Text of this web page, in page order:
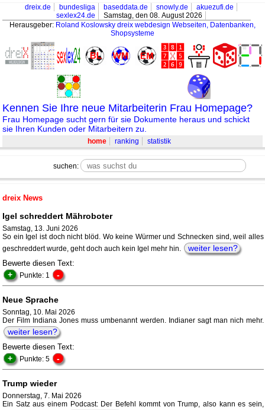
dreix.de bundesliga baseddata.de snowly.de
akuezufi.de
sexlex24.de
Samstag, den 08. August 2026
Herausgeber: Roland Koslowsky dreix webdesign Webseiten, Datenbanken,
Shopsysteme
Kennen Sie Ihre neue Mitarbeiterin Frau Homepage?
Frau Homepage sucht gern für sie Dokumente heraus und schickt
sie Ihren Kunden oder Mitarbeitern zu.
home ranking statistik
suchen:
dreix News
Igel schreddert Mähroboter
Samstag, 13. Juni 2026
So ein Igel ist doch nicht blöd. Wo keine Würmer und Schnecken sind, weil alles
geschreddert wurde, geht doch auch kein Igel mehr hin.
weiter lesen?
Bewerte diesen Text:
+ Punkte: 1 -
Neue Sprache
Sonntag, 10. Mai 2026
Der Film Indiana Jones muss umbenannt werden. Indianer sagt man nich mehr.
weiter lesen?
Bewerte diesen Text:
+ Punkte: 5 -
Trump wieder
Donnerstag, 7. Mai 2026
Ein Satz aus einem Podcast: Der Befehl kommt von Trump, also kann es sein,